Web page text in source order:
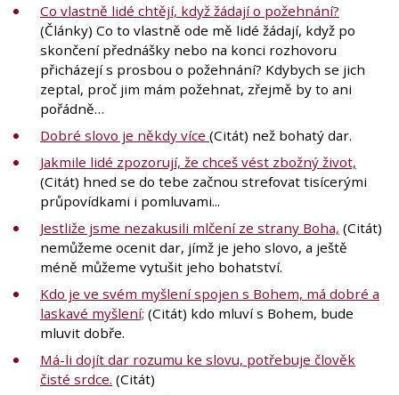
Co vlastně lidé chtějí, když žádají o požehnání?
(Články) Co to vlastně ode mě lidé žádají, když po
skončení přednášky nebo na konci rozhovoru
přicházejí s prosbou o požehnání? Kdybych se jich
zeptal, proč jim mám požehnat, zřejmě by to ani
pořádně…
Dobré slovo je někdy více (Citát) než bohatý dar.
Jakmile lidé zpozorují, že chceš vést zbožný život,
(Citát) hned se do tebe začnou strefovat tisícerými
průpovídkami i pomluvami...
Jestliže jsme nezakusili mlčení ze strany Boha, (Citát)
nemůžeme ocenit dar, jímž je jeho slovo, a ještě
méně můžeme vytušit jeho bohatství.
Kdo je ve svém myšlení spojen s Bohem, má dobré a
laskavé myšlení; (Citát) kdo mluví s Bohem, bude
mluvit dobře.
Má-li dojít dar rozumu ke slovu, potřebuje člověk
čisté srdce. (Citát)